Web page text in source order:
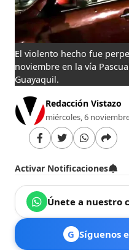
El violento hecho fue
noviembre en la vía
Guayaquil.
Redacción Vistazo
miércoles, 6
Activar Notificaciones
Únete a nuestro
G Síguenos